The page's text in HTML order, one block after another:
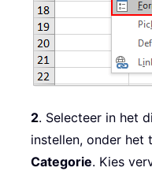
2. Selecteer in het
instellen, onder het
Categorie. Kies